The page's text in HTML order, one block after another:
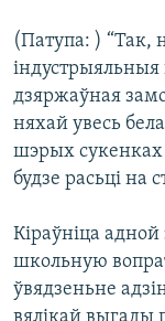
(Патупа: ) “Так,
дзяржаўная
няхай увесь
шэрых сукенках
будзе расьці на
Кіраўніца
школьную
ўвядзеньне